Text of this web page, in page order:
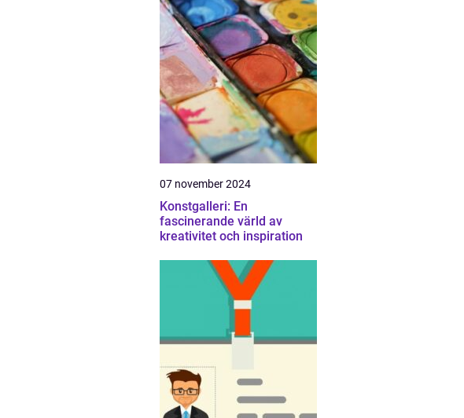
07 november 2024
Konstgalleri: En
fascinerande värld av
kreativitet och inspiration